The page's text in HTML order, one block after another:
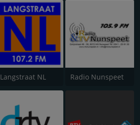
Langstraat NL Radio Nunspeet